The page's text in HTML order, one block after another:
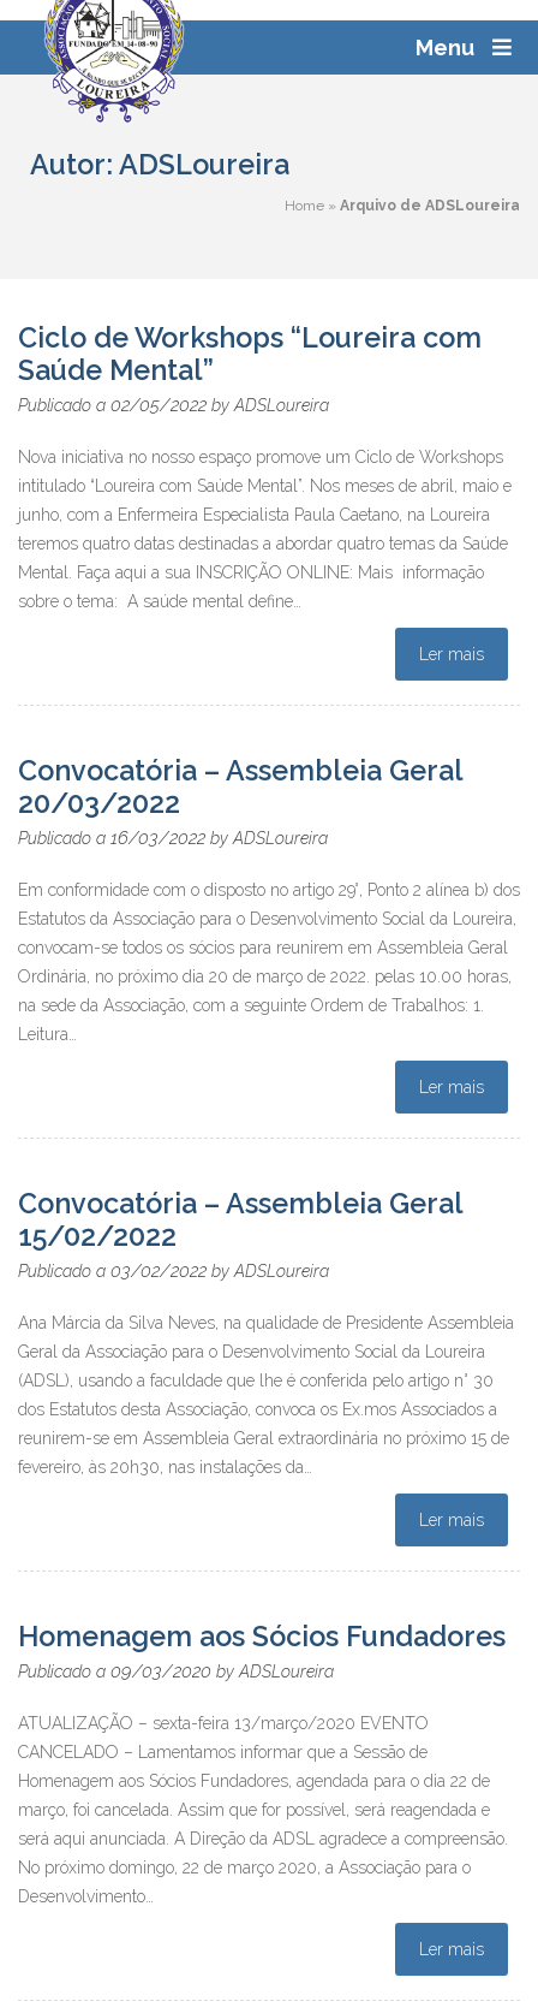
content
Pesquisar
Menu
Autor: ADSLoureira
Home » Arquivo de ADSLoureira
Ciclo de Workshops “Loureira com
Saúde Mental”
Publicado a 02/05/2022 by ADSLoureira
Nova iniciativa no nosso espaço promove um Ciclo de Workshops
intitulado “Loureira com Saúde Mental”. Nos meses de abril, maio e
junho, com a Enfermeira Especialista Paula Caetano, na Loureira
teremos quatro datas destinadas a abordar quatro temas da Saúde
Mental. Faça aqui a sua INSCRIÇÃO ONLINE: Mais informação
sobre o tema: A saúde mental define…
Ler mais
Convocatória – Assembleia Geral
20/03/2022
Publicado a 16/03/2022 by ADSLoureira
Em conformidade com o disposto no artigo 29°, Ponto 2 alínea b) dos
Estatutos da Associação para o Desenvolvimento Social da Loureira,
convocam-se todos os sócios para reunirem em Assembleia Geral
Ordinária, no próximo dia 20 de março de 2022. pelas 10.00 horas,
na sede da Associação, com a seguinte Ordem de Trabalhos: 1.
Leitura…
Ler mais
Convocatória – Assembleia Geral
15/02/2022
Publicado a 03/02/2022 by ADSLoureira
Ana Márcia da Silva Neves, na qualidade de Presidente Assembleia
Geral da Associação para o Desenvolvimento Social da Loureira
(ADSL), usando a faculdade que lhe é conferida pelo artigo n° 30
dos Estatutos desta Associação, convoca os Ex.mos Associados a
reunirem-se em Assembleia Geral extraordinária no próximo 15 de
fevereiro, às 20h30, nas instalações da…
Ler mais
Homenagem aos Sócios Fundadores
Publicado a 09/03/2020 by ADSLoureira
ATUALIZAÇÃO – sexta-feira 13/março/2020 EVENTO
CANCELADO – Lamentamos informar que a Sessão de
Homenagem aos Sócios Fundadores, agendada para o dia 22 de
março, foi cancelada. Assim que for possível, será reagendada e
será aqui anunciada. A Direção da ADSL agradece a compreensão.
No próximo domingo, 22 de março 2020, a Associação para o
Desenvolvimento…
Ler mais